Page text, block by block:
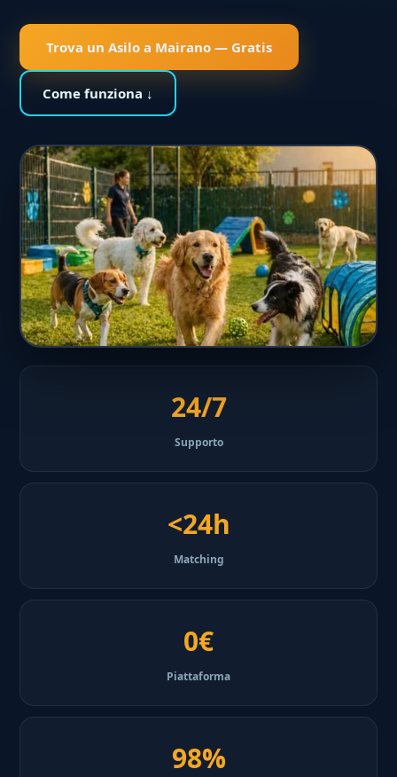
Trova un Asilo a Mairano — Gratis
Come funziona ↓
24/7
Supporto
<24h
Matching
0€
Piattaforma
98%